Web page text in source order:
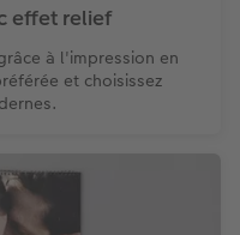
effet relief
à l'impression en
et choisissez